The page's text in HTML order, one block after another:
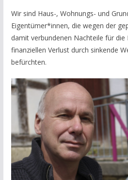
Wir sind Haus-, Wohnungs- und
Eigentümer*innen, die wegen der
damit verbundenen Nachteile für die
finanziellen Verlust durch sinkende
befürchten.